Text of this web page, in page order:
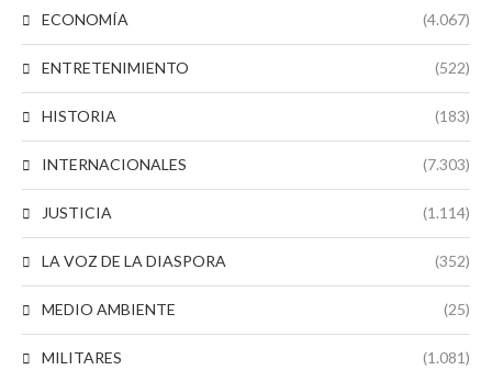
ECONOMÍA (4.067)
ENTRETENIMIENTO (522)
HISTORIA (183)
INTERNACIONALES (7.303)
JUSTICIA (1.114)
LA VOZ DE LA DIASPORA (352)
MEDIO AMBIENTE (25)
MILITARES (1.081)